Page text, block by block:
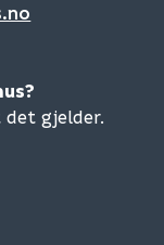
gjelder.